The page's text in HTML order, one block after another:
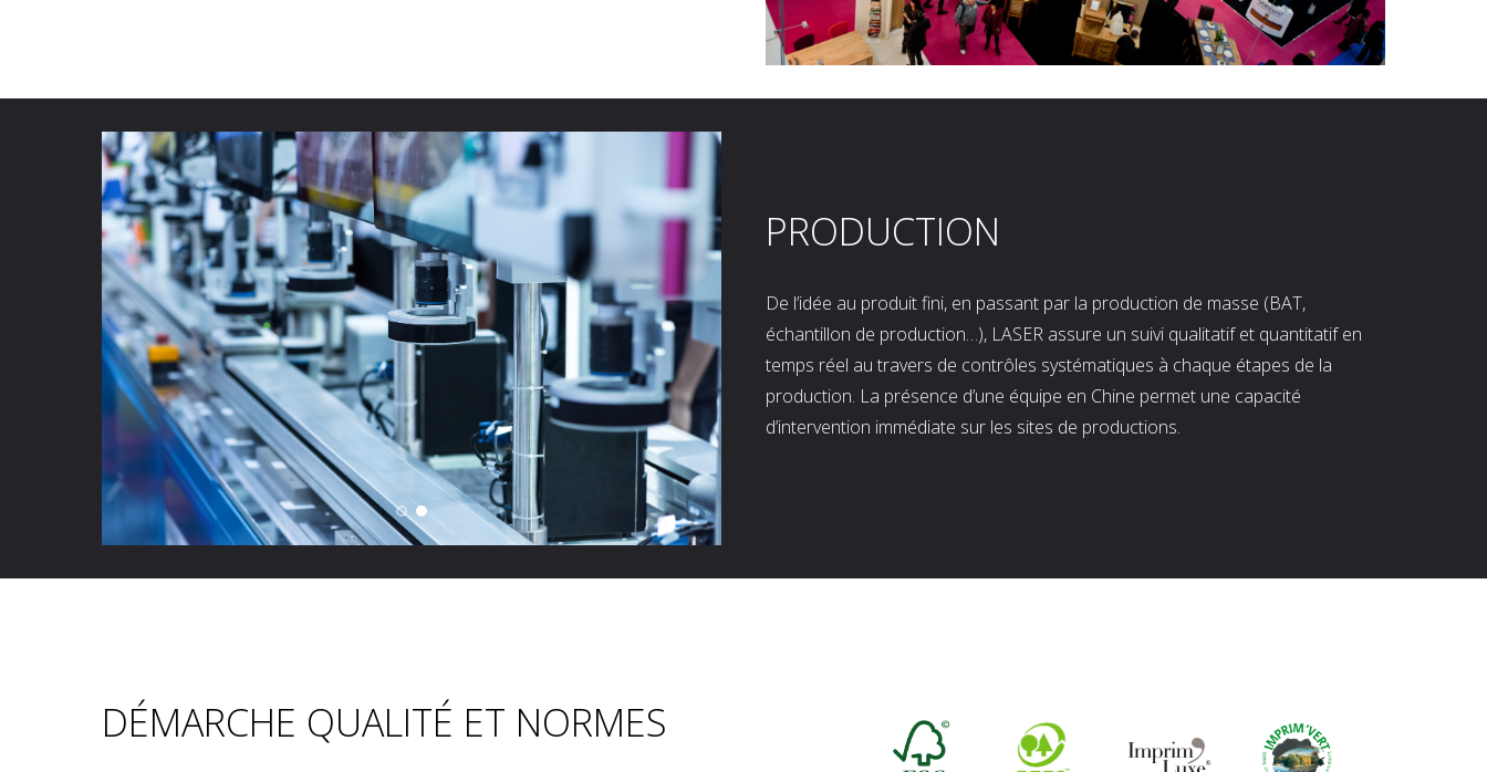
PRODUCTION
De l’idée au produit fini, en passant par la production de masse (BAT,
échantillon de production…), LASER assure un suivi qualitatif et quantitatif en
temps réel au travers de contrôles systématiques à chaque étapes de la
production. La présence d’une équipe en Chine permet une capacité
d’intervention immédiate sur les sites de productions.
DÉMARCHE QUALITÉ ET NORMES